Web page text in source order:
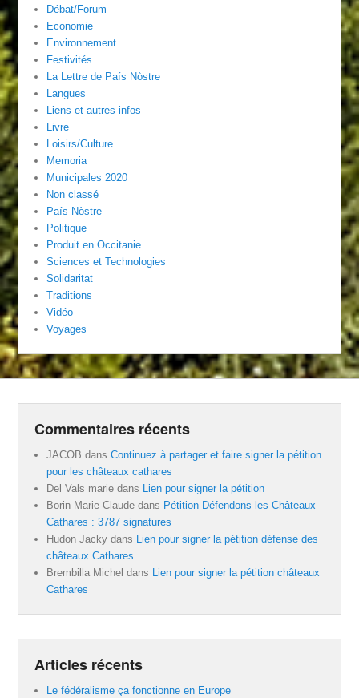
Débat/Forum
Economie
Environnement
Festivités
La Lettre de País Nòstre
Langues
Liens et autres infos
Livre
Loisirs/Culture
Memoria
Municipales 2020
Non classé
País Nòstre
Politique
Produit en Occitanie
Sciences et Technologies
Solidaritat
Traditions
Vidéo
Voyages
Commentaires récents
JACOB dansContinuez à partager et faire signer la pétition
pour les châteaux cathares
Del Vals marie dans Lien pour signer la pétition
Borin Marie-Claude dans Pétition Défendons les Châteaux
Cathares : 3787 signatures
Hudon Jacky dans Lien pour signer la pétition défense des
châteaux Cathares
Brembilla Michel dans Lien pour signer la pétition châteaux
Cathares
Articles récents
Le fédéralisme ça fonctionne en Europe